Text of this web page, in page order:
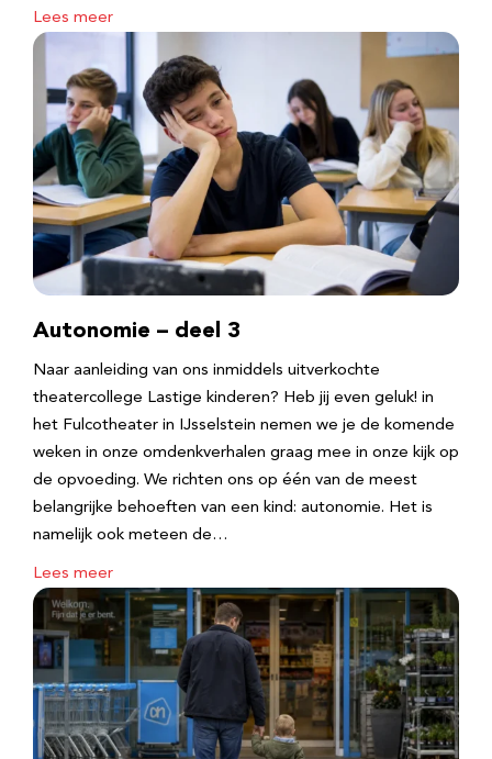
Lees meer
Autonomie – deel 3
Naar aanleiding van ons inmiddels uitverkochte
theatercollege Lastige kinderen? Heb jij even geluk! in
het Fulcotheater in IJsselstein nemen we je de komende
weken in onze omdenkverhalen graag mee in onze kijk op
de opvoeding. We richten ons op één van de meest
belangrijke behoeften van een kind: autonomie. Het is
namelijk ook meteen de…
Lees meer